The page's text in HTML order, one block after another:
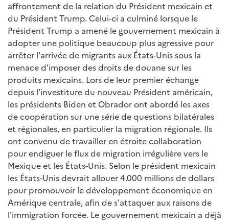
affrontement de la relation du Président mexicain et
du Président Trump. Celui-ci a culminé lorsque le
Président Trump a amené le gouvernement mexicain à
adopter une politique beaucoup plus agressive pour
arrêter l'arrivée de migrants aux États-Unis sous la
menace d'imposer des droits de douane sur les
produits mexicains. Lors de leur premier échange
depuis l’investiture du nouveau Président américain,
les présidents Biden et Obrador ont abordé les axes
de coopération sur une série de questions bilatérales
et régionales, en particulier la migration régionale. Ils
ont convenu de travailler en étroite collaboration
pour endiguer le flux de migration irrégulière vers le
Mexique et les États-Unis. Selon le président mexicain
les États-Unis devrait allouer 4.000 millions de dollars
pour promouvoir le développement économique en
Amérique centrale, afin de s'attaquer aux raisons de
l'immigration forcée. Le gouvernement mexicain a déjà